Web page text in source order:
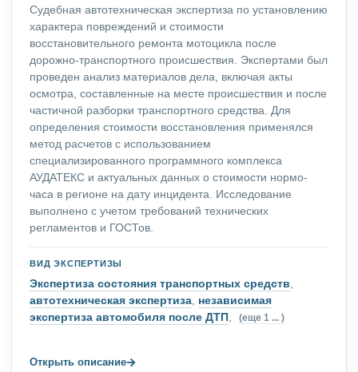
Судебная автотехническая экспертиза по установлению
характера повреждений и стоимости
восстановительного ремонта мотоцикла после
дорожно-транспортного происшествия. Экспертами был
проведен анализ материалов дела, включая акты
осмотра, составленные на месте происшествия и после
частичной разборки транспортного средства. Для
определения стоимости восстановления применялся
метод расчетов с использованием
специализированного программного комплекса
АУДАТЕКС и актуальных данных о стоимости нормо-
часа в регионе на дату инцидента. Исследование
выполнено с учетом требований технических
регламентов и ГОСТов.
ВИД ЭКСПЕРТИЗЫ
Экспертиза состояния транспортных средств,
автотехническая экспертиза, независимая
экспертиза автомобиля после ДТП, (еще 1 ... )
Открыть описание→